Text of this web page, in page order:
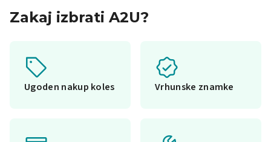
Zakaj izbrati A2U?
Ugoden nakup koles Vrhunske znamke